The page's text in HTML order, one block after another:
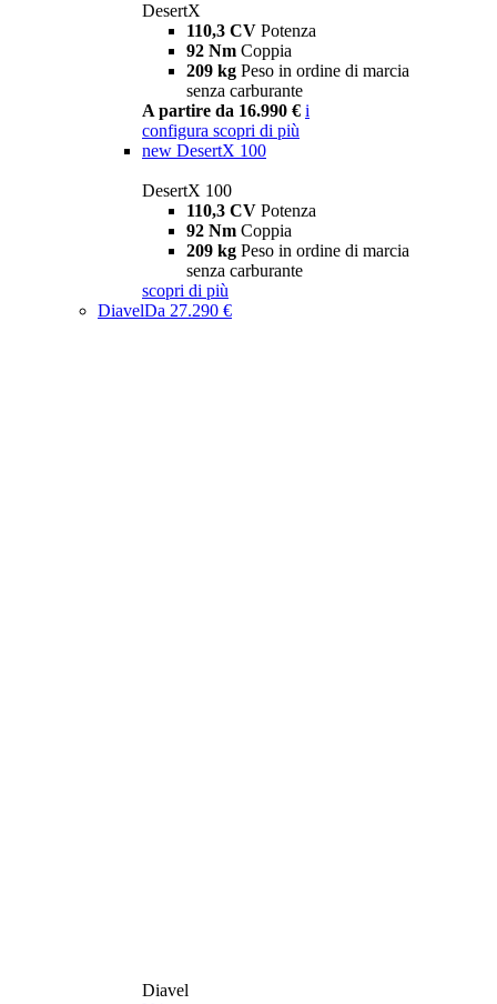
DesertX
110,3 CV Potenza
92 Nm Coppia
209 kg Peso in ordine di marcia
senza carburante
A partire da 16.990 € i
configura scopri di più
new DesertX 100
DesertX 100
110,3 CV Potenza
92 Nm Coppia
209 kg Peso in ordine di marcia
senza carburante
scopri di più
DiavelDa 27.290 €
Diavel